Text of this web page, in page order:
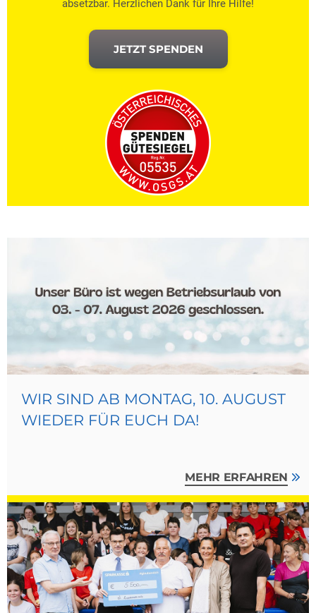
absetzbar. Herzlichen Dank für Ihre Hilfe!
JETZT SPENDEN
WIR SIND AB MONTAG, 10. AUGUST
WIEDER FÜR EUCH DA!
MEHR ERFAHREN